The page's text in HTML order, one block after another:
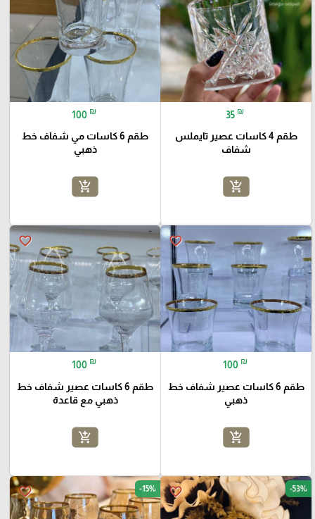
35 ₪
طقم 4 كاسات عصير تايملس
شفاف
add_shopping_cart
100 ₪
طقم 6 كاسات مي شفاف خط
ذهبي
add_shopping_cart
favorite_border
100 ₪
طقم 6 كاسات عصير شفاف خط
ذهبي
add_shopping_cart
favorite_border
100 ₪
طقم 6 كاسات عصير شفاف خط
ذهبي مع قاعدة
add_shopping_cart
favorite_border -53%
favorite_border -15%